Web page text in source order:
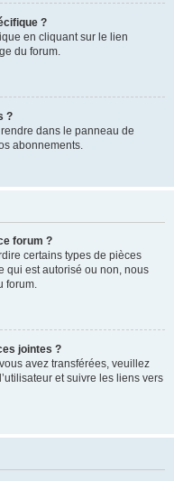
?
en cliquant sur le lien
du forum.
?
dans le panneau de
abonnements.
forum ?
certains types de pièces
qui est autorisé ou non, nous
forum.
jointes ?
avez transférées, veuillez
et suivre les liens vers